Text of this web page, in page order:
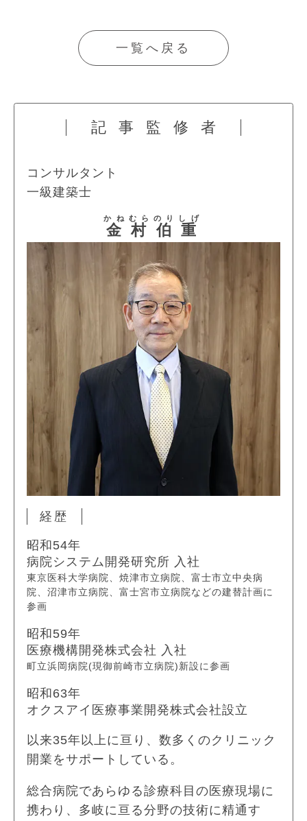
一覧へ戻る
記事監修者
コンサルタント
一級建築士
金村
かねむら
伯重
のりしげ
経歴
昭和54年
病院システム開発研究所 入社
東京医科大学病院、焼津市立病院、富士市立中央病
院、沼津市立病院、富士宮市立病院などの建替計画に
参画
昭和59年
医療機構開発株式会社 入社
町立浜岡病院(現御前崎市立病院)新設に参画
昭和63年
オクスアイ医療事業開発株式会社設立
以来35年以上に亘り、数多くのクリニック
開業をサポートしている。
総合病院であらゆる診療科目の医療現場に
携わり、多岐に亘る分野の技術に精通す